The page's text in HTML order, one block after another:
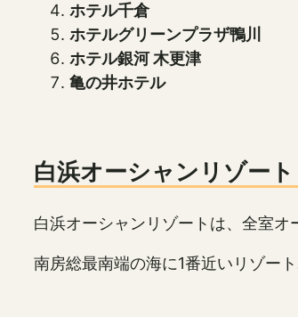
ホテル千倉
ホテルグリーンプラザ鴨川
ホテル銀河 木更津
亀の井ホテル
白浜オーシャンリゾート
白浜オーシャンリゾートは、全室オ
南房総最南端の海に1番近いリゾート